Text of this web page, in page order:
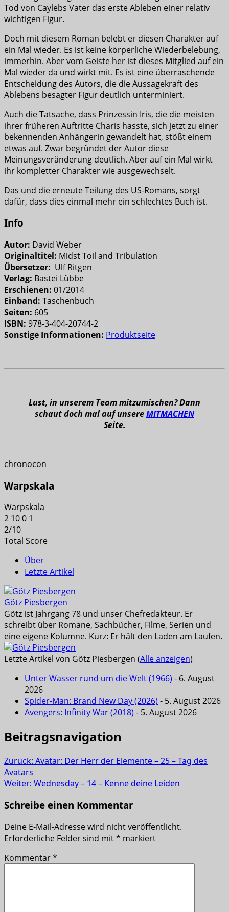
Tod von Caylebs Vater das erste Ableben einer relativ
wichtigen Figur.
Doch mit diesem Roman belebt er diesen Charakter auf
ein Mal wieder. Es ist keine körperliche Wiederbelebung,
immerhin. Aber vom Geiste her ist dieses Mitglied auf ein
Mal wieder da und wirkt mit. Es ist eine überraschende
Entscheidung des Autors, die die Aussagekraft des
Ablebens besagter Figur deutlich unterminiert.
Auch die Tatsache, dass Prinzessin Iris, die die meisten
ihrer früheren Auftritte Charis hasste, sich jetzt zu einer
bekennenden Anhängerin gewandelt hat, stößt einem
etwas auf. Zwar begründet der Autor diese
Meinungsveränderung deutlich. Aber auf ein Mal wirkt
ihr kompletter Charakter wie ausgewechselt.
Das und die erneute Teilung des US-Romans, sorgt
dafür, dass dies einmal mehr ein schlechtes Buch ist.
Info
Autor: David Weber
Originaltitel: Midst Toil and Tribulation
Übersetzer: Ulf Ritgen
Verlag: Bastei Lübbe
Erschienen: 01/2014
Einband: Taschenbuch
Seiten: 605
ISBN: 978-3-404-20744-2
Sonstige Informationen: Produktseite
Lust, in unserem Team mitzumischen? Dann
schaut doch mal auf unsereMITMACHEN
Seite.
chronocon
Warpskala
Warpskala
2 100 1
2/10
Total Score
Über
Letzte Artikel
Götz Piesbergen
Götz ist Jahrgang 78 und unser Chefredakteur. Er
schreibt über Romane, Sachbücher, Filme, Serien und
eine eigene Kolumne. Kurz: Er hält den Laden am Laufen.
Letzte Artikel von Götz Piesbergen (Alle anzeigen)
Unter Wasser rund um die Welt (1966) - 6. August
2026
Spider-Man: Brand New Day (2026) - 5. August 2026
Avengers: Infinity War (2018) - 5. August 2026
Beitragsnavigation
Zurück: Avatar: Der Herr der Elemente – 25 – Tag des
Avatars
Weiter: Wednesday – 14 – Kenne deine Leiden
Schreibe einen Kommentar
Deine E-Mail-Adresse wird nicht veröffentlicht.
Erforderliche Felder sind mit* markiert
Kommentar*